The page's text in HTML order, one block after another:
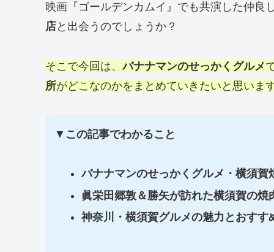
映画『ゴールデンカムイ』でも共演した仲良
店と出会うのでしょうか？
そこで今回は、バナナマンのせっかくグルメ
所がどこなのかをまとめていきたいと思いま
▼ この記事でわかること
バナナマンのせっかくグルメ・横須賀
眞栄田郷敦＆勝矢が訪れた横須賀の焼
神奈川・横須賀グルメの魅力とおすす